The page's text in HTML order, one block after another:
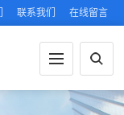
联系我们 在线留言